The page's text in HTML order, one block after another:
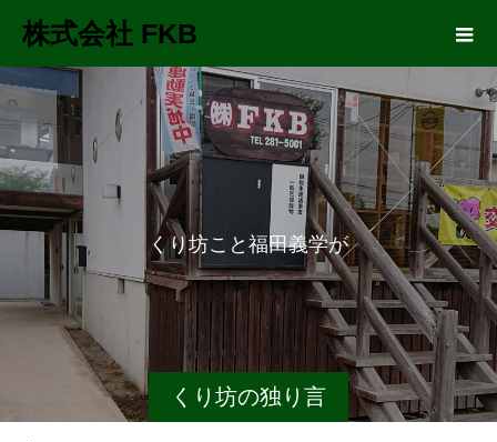
株式会社 FKB
くり坊の独り言
くり坊 と 福田 義 学が
長距離